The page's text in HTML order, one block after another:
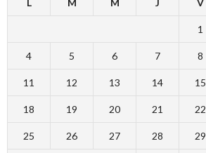
L M M J V
1
4 5 6 7 8
11 12 13 14 15
18 19 20 21 22
25 26 27 28 29